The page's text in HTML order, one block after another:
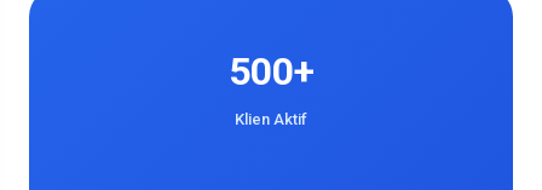
500+
Klien Aktif